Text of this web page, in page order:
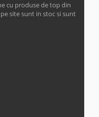
cu produse de top din
site sunt in stoc si sunt